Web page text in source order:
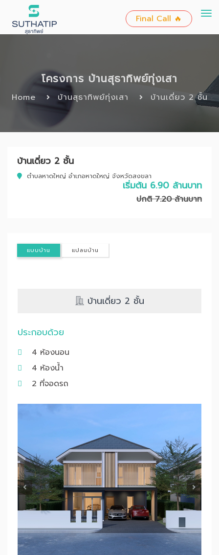
Final Call 🔥
โครงการ บ้านสุธาทิพย์ทุ่งเสา
Home บ้านสุธาทิพย์ทุ่งเสา บ้านเดี่ยว 2 ชั้น
บ้านเดี่ยว 2 ชั้น
ตำบลหาดใหญ่ อำเภอหาดใหญ่ จังหวัดสงขลา
เริ่มต้น 6.90 ล้านบาท
ปกติ 7.20 ล้านบาท
แบบบ้าน แปลนบ้าน
บ้านเดี่ยว 2 ชั้น
ประกอบด้วย
4 ห้องนอน
4 ห้องน้ำ
2 ที่จอดรถ